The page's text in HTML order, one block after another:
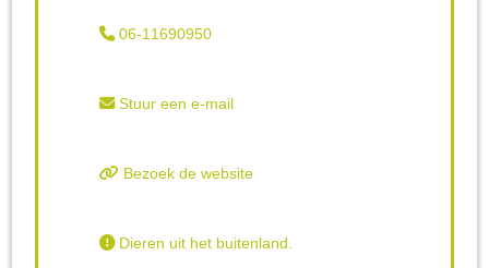
06-11690950
Stuur een e-mail
Bezoek de website
Dieren uit het buitenland.